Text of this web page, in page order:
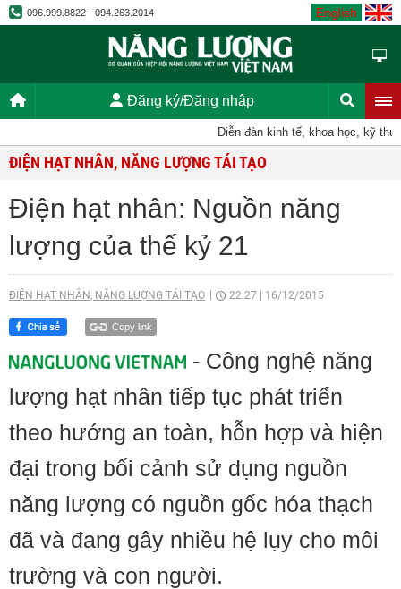
096.999.8822 - 094.263.2014 English
Đăng ký/Đăng nhập
Diễn đàn kinh tế, khoa học, kỹ
ĐIỆN HẠT NHÂN, NĂNG LƯỢNG TÁI TẠO
Điện hạt nhân: Nguồn năng
lượng của thế kỷ 21
ĐIỆN HẠT NHÂN, NĂNG LƯỢNG TÁI TẠO 22:27 16/12/2015
Copy link
- Công nghệ năng
lượng hạt nhân tiếp tục phát triển
theo hướng an toàn, hỗn hợp và hiện
đại trong bối cảnh sử dụng nguồn
năng lượng có nguồn gốc hóa thạch
đã và đang gây nhiều hệ lụy cho môi
trường và con người.